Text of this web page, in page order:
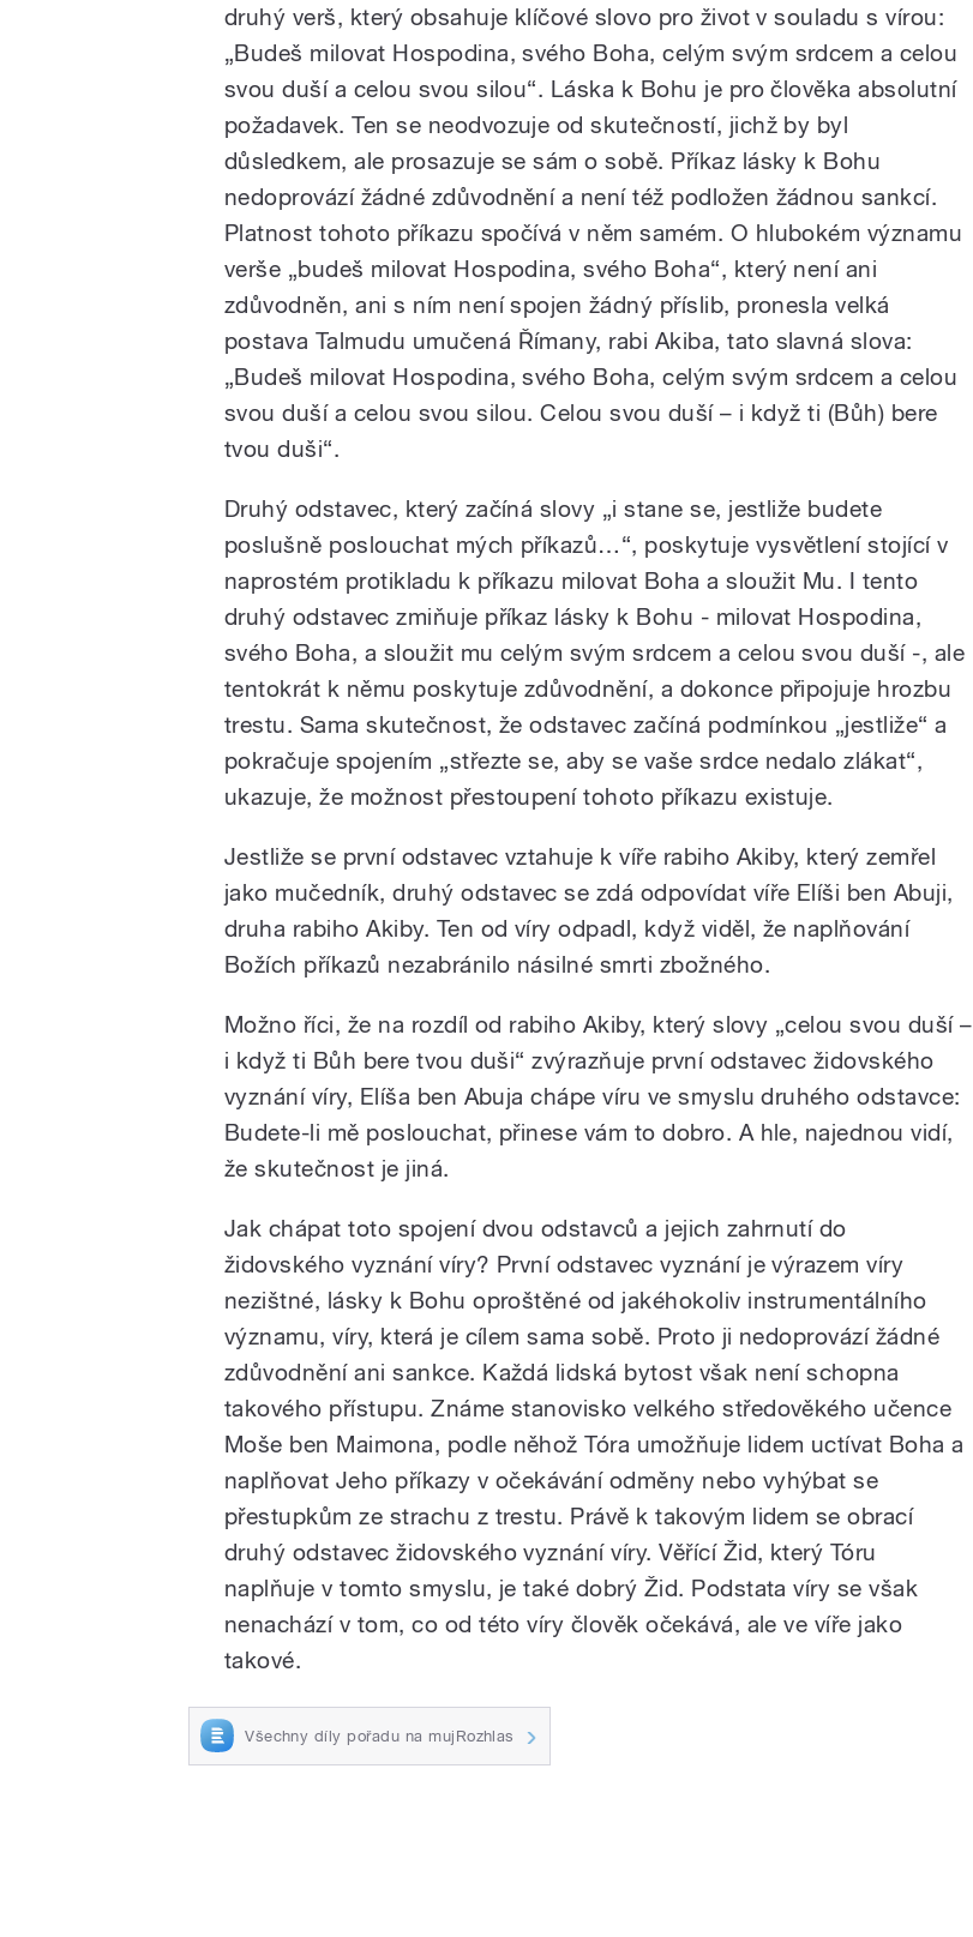
druhý verš, který obsahuje klíčové slovo pro život v souladu s vírou:
„Budeš milovat Hospodina, svého Boha, celým svým srdcem a celou
svou duší a celou svou silou“. Láska k Bohu je pro člověka absolutní
požadavek. Ten se neodvozuje od skutečností, jichž by byl
důsledkem, ale prosazuje se sám o sobě. Příkaz lásky k Bohu
nedoprovází žádné zdůvodnění a není též podložen žádnou sankcí.
Platnost tohoto příkazu spočívá v něm samém. O hlubokém významu
verše „budeš milovat Hospodina, svého Boha“, který není ani
zdůvodněn, ani s ním není spojen žádný příslib, pronesla velká
postava Talmudu umučená Římany, rabi Akiba, tato slavná slova:
„Budeš milovat Hospodina, svého Boha, celým svým srdcem a celou
svou duší a celou svou silou. Celou svou duší – i když ti (Bůh) bere
tvou duši“.
Druhý odstavec, který začíná slovy „i stane se, jestliže budete
poslušně poslouchat mých příkazů…“, poskytuje vysvětlení stojící v
naprostém protikladu k příkazu milovat Boha a sloužit Mu. I tento
druhý odstavec zmiňuje příkaz lásky k Bohu - milovat Hospodina,
svého Boha, a sloužit mu celým svým srdcem a celou svou duší -, ale
tentokrát k němu poskytuje zdůvodnění, a dokonce připojuje hrozbu
trestu. Sama skutečnost, že odstavec začíná podmínkou „jestliže“ a
pokračuje spojením „střezte se, aby se vaše srdce nedalo zlákat“,
ukazuje, že možnost přestoupení tohoto příkazu existuje.
Jestliže se první odstavec vztahuje k víře rabiho Akiby, který zemřel
jako mučedník, druhý odstavec se zdá odpovídat víře Elíši ben Abuji,
druha rabiho Akiby. Ten od víry odpadl, když viděl, že naplňování
Božích příkazů nezabránilo násilné smrti zbožného.
Možno říci, že na rozdíl od rabiho Akiby, který slovy „celou svou duší –
i když ti Bůh bere tvou duši“ zvýrazňuje první odstavec židovského
vyznání víry, Elíša ben Abuja chápe víru ve smyslu druhého odstavce:
Budete-li mě poslouchat, přinese vám to dobro. A hle, najednou vidí,
že skutečnost je jiná.
Jak chápat toto spojení dvou odstavců a jejich zahrnutí do
židovského vyznání víry? První odstavec vyznání je výrazem víry
nezištné, lásky k Bohu oproštěné od jakéhokoliv instrumentálního
významu, víry, která je cílem sama sobě. Proto ji nedoprovází žádné
zdůvodnění ani sankce. Každá lidská bytost však není schopna
takového přístupu. Známe stanovisko velkého středověkého učence
Moše ben Maimona, podle něhož Tóra umožňuje lidem uctívat Boha a
naplňovat Jeho příkazy v očekávání odměny nebo vyhýbat se
přestupkům ze strachu z trestu. Právě k takovým lidem se obrací
druhý odstavec židovského vyznání víry. Věřící Žid, který Tóru
naplňuje v tomto smyslu, je také dobrý Žid. Podstata víry se však
nenachází v tom, co od této víry člověk očekává, ale ve víře jako
takové.
Všechny díly pořadu na mujRozhlas